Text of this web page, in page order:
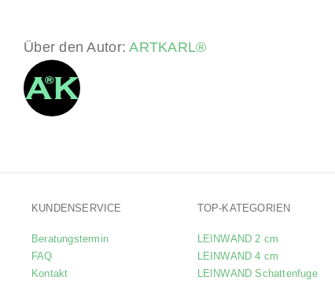
Über den Autor:ARTKARL®
KUNDENSERVICE
Beratungstermin
FAQ
Kontakt
TOP-KATEGORIEN
LEINWAND 2 cm
LEINWAND 4 cm
LEINWAND Schattenfuge